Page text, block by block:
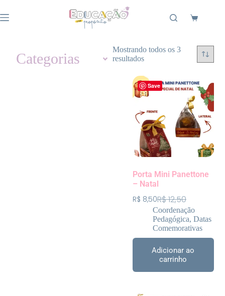
Categorias
Mostrando todos os 3
resultados
Save
Porta Mini Panettone
– Natal
R$12,50
R$ 8,50
Coordenação
Pedagógica, Datas
Comemorativas
Adicionar ao
carrinho